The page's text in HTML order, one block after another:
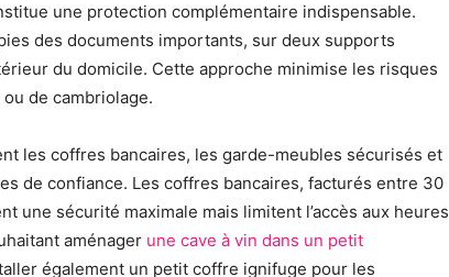
une protection complémentaire indispensable.
des documents importants, sur deux supports
du domicile. Cette approche minimise les risques
de cambriolage.
les coffres bancaires, les garde-meubles sécurisés et
de confiance. Les coffres bancaires, facturés entre 30
une sécurité maximale mais limitent l’accès aux heures
aménager une cave à vin dans un petit
également un petit coffre ignifuge pour les